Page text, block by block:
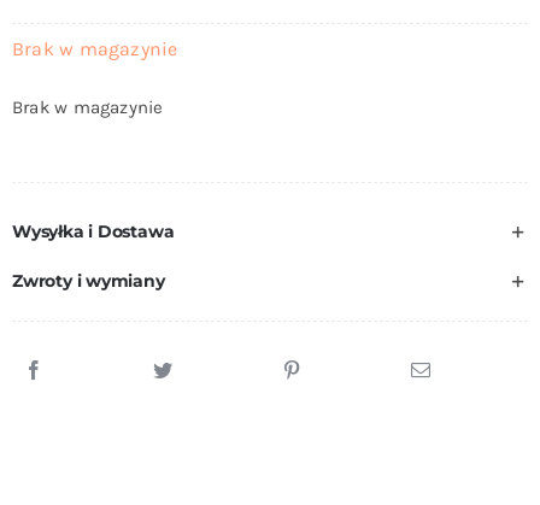
Brak w magazynie
Brak w magazynie
Wysyłka i Dostawa
Zwroty i wymiany